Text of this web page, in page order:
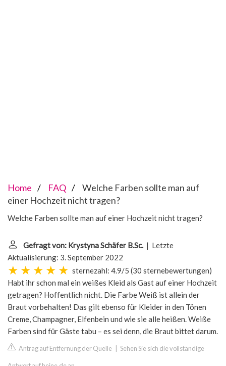
Home FAQ
Welche Farben sollte man auf
einer Hochzeit nicht tragen?
Welche Farben sollte man auf einer Hochzeit nicht tragen?
Gefragt von: Krystyna Schäfer B.Sc. | Letzte
Aktualisierung: 3. September 2022
sternezahl: 4.9/5 (30 sternebewertungen)
Habt ihr schon mal ein weißes Kleid als Gast auf einer Hochzeit
getragen? Hoffentlich nicht. Die Farbe Weiß ist allein der
Braut vorbehalten! Das gilt ebenso für Kleider in den Tönen
Creme, Champagner, Elfenbein und wie sie alle heißen. Weiße
Farben sind für Gäste tabu – es sei denn, die Braut bittet darum.
Antrag auf Entfernung der Quelle Sehen Sie sich die vollständige